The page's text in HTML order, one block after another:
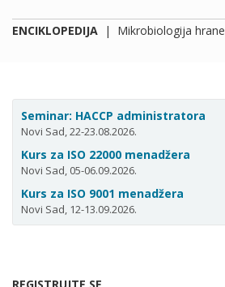
ENCIKLOPEDIJA | Mikrobiologija hrane
Seminar: HACCP administratora
Novi Sad, 22-23.08.2026.
Kurs za ISO 22000 menadžera
Novi Sad, 05-06.09.2026.
Kurs za ISO 9001 menadžera
Novi Sad, 12-13.09.2026.